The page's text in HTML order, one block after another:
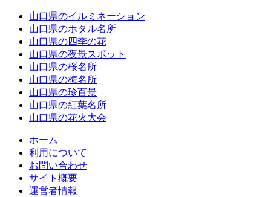
山口県のイルミネーション
山口県のホタル名所
山口県の四季の花
山口県の夜景スポット
山口県の桜名所
山口県の梅名所
山口県の珍百景
山口県の紅葉名所
山口県の花火大会
ホーム
利用について
お問い合わせ
サイト概要
運営者情報